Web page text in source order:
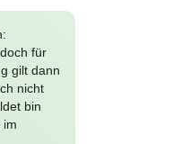
für
gilt dann
nicht
bin
im